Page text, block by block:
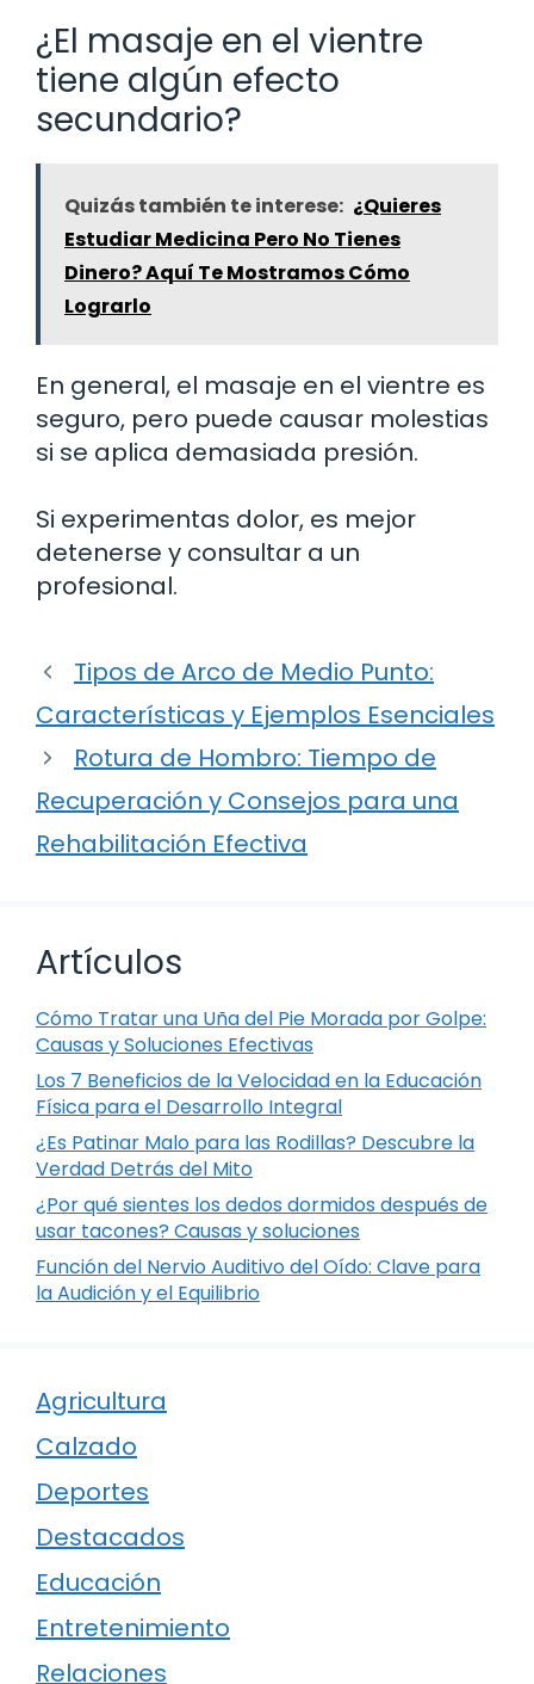
¿El masaje en el vientre
tiene algún efecto
secundario?
Quizás también te interese: ¿Quieres
Estudiar Medicina Pero No Tienes
Dinero? Aquí Te Mostramos Cómo
Lograrlo
En general, el masaje en el vientre es
seguro, pero puede causar molestias
si se aplica demasiada presión.
Si experimentas dolor, es mejor
detenerse y consultar a un
profesional.
Tipos de Arco de Medio Punto:
Características y Ejemplos Esenciales
Rotura de Hombro: Tiempo de
Recuperación y Consejos para una
Rehabilitación Efectiva
Artículos
Cómo Tratar una Uña del Pie Morada por Golpe:
Causas y Soluciones Efectivas
Los 7 Beneficios de la Velocidad en la Educación
Física para el Desarrollo Integral
¿Es Patinar Malo para las Rodillas? Descubre la
Verdad Detrás del Mito
¿Por qué sientes los dedos dormidos después de
usar tacones? Causas y soluciones
Función del Nervio Auditivo del Oído: Clave para
la Audición y el Equilibrio
Agricultura
Calzado
Deportes
Destacados
Educación
Entretenimiento
Relaciones